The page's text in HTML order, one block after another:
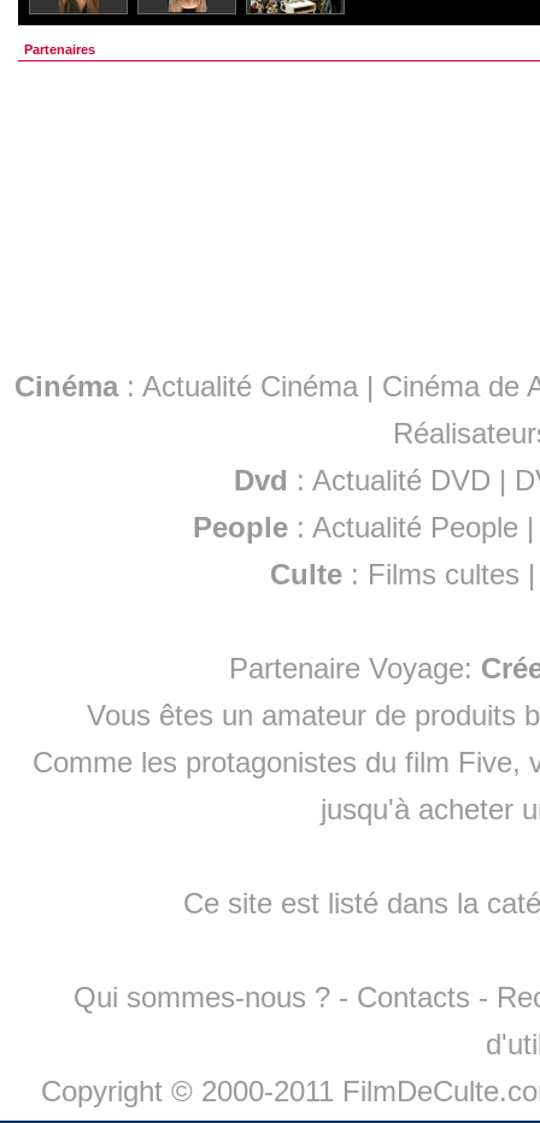
Partenaires
Cinéma: Actualité Cinéma | Cinéma de
Dvd : Actualité DVD |
People :Actualité People
Culte : Films cultes
Partenaire Voyage:
Vous êtes un amateur de produits
Comme les protagonistes du film Five,
jusqu'à acheter
Ce site est listé dans la
Qui sommes-nous ? - Contacts -
Copyright © 2000-2011